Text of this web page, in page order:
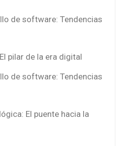
de software: Tendencias
pilar de la era digital
de software: Tendencias
El puente hacia la